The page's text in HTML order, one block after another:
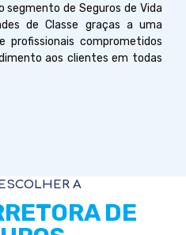
segmento de Seguros de Vida
de Classe graças a uma
profissionais comprometidos
aos clientes em todas
A
DE